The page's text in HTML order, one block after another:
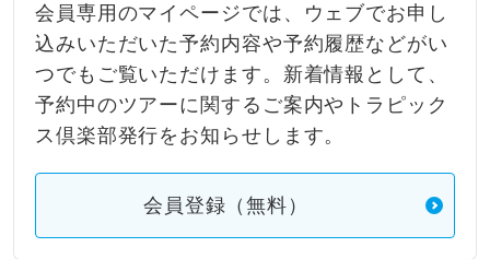
会員専用のマイページでは、ウェブでお申し
込みいただいた予約内容や予約履歴などがい
つでもご覧いただけます。新着情報として、
予約中のツアーに関するご案内やトラピック
ス倶楽部発行をお知らせします。
会員登録（無料）